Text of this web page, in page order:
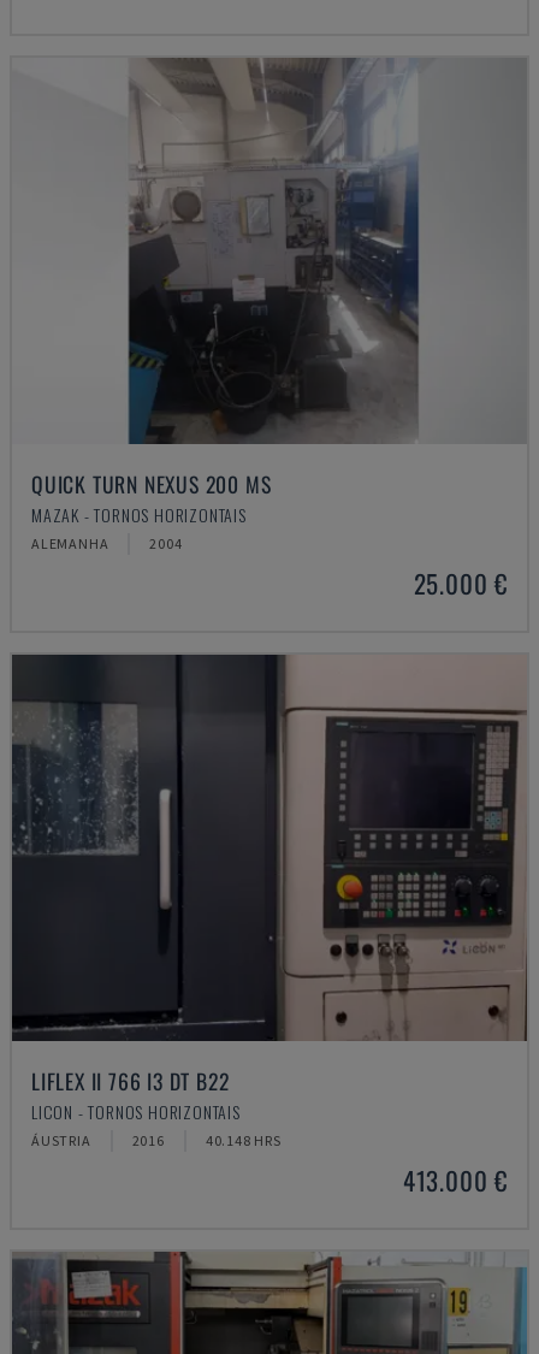
QUICK TURN NEXUS 200 MS
MAZAK - TORNOS HORIZONTAIS
ALEMANHA 2004
25.000 €
LIFLEX II 766 I3 DT B22
LICON - TORNOS HORIZONTAIS
ÁUSTRIA 2016 40.148 HRS
413.000 €